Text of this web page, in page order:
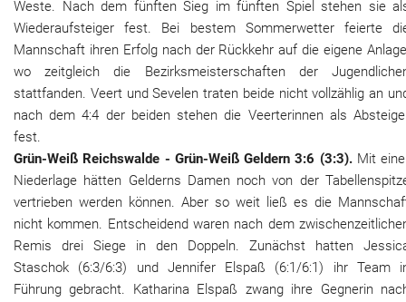
Weste. Nach dem fünften Sieg im fünften Spiel stehen sie
Wiederaufsteiger fest. Bei bestem Sommerwetter feierte
Mannschaft ihren Erfolg nach der Rückkehr auf die eigene
wo zeitgleich die Bezirksmeisterschaften der
stattfanden. Veert und Sevelen traten beide nicht vollzählig an
nach dem 4:4 der beiden stehen die Veerterinnen als
fest.
Grün-Weiß Reichswalde - Grün-Weiß Geldern 3:6 (3:3).Mit
Niederlage hätten Gelderns Damen noch von der
vertrieben werden können. Aber so weit ließ es die
nicht kommen. Entscheidend waren nach dem
Remis drei Siege in den Doppeln. Zunächst hatten
Staschok (6:3/6:3) und Jennifer Elspaß (6:1/6:1) ihr Team
Führung gebracht. Katharina Elspaß zwang ihre Gegnerin